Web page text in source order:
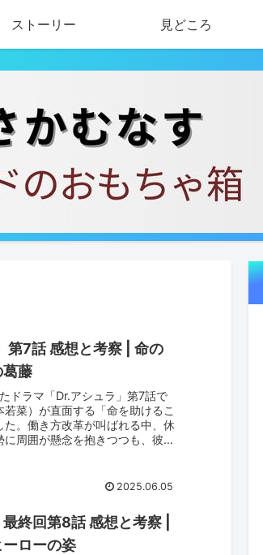
ストーリー 見どころ
第7話 感想と考察 | 命の
藤
ドラマ「Dr.アシュラ」第7話で
菜）が直面する「命を助けるこ
た。働き方改革が叫ばれる中、休
周囲が懸念を抱きつつも、彼女
2025.06.05
終回第8話 感想と考察 |
ローの姿